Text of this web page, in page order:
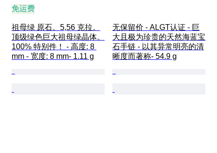
免运费
祖母绿 原石。5,56 克拉。
顶级绿色巨大祖母绿晶体。
100% 特别件！ - 高度: 8
mm - 宽度: 8 mm- 1.11 g
无保留价 - ALGT认证 - 巨
大且极为珍贵的天然海蓝宝
石手链 - 以其异常明亮的清
晰度而著称- 54.9 g